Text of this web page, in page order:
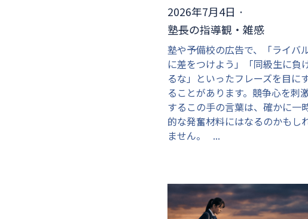
2026年7月4日 ·
塾長の指導観・雑感
塾や予備校の広告で、「ライバ
に差をつけよう」「同級生に負
るな」といったフレーズを目に
ることがあります。競争心を刺
するこの手の言葉は、確かに一
的な発奮材料にはなるのかもし
ません。 ...